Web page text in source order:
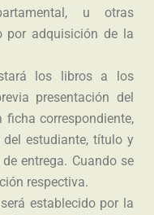
u otras
por adquisición de la
los libros a los
presentación del
correspondiente,
estudiante, título y
entrega. Cuando se
respectiva.
establecido por la